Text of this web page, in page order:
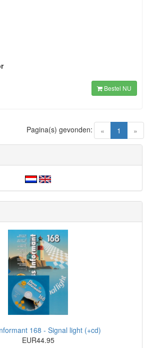
Bestel NU
« 1 (current)
»
Pagina(s) gevonden:
168 - Signal light (+cd)
EUR44.95